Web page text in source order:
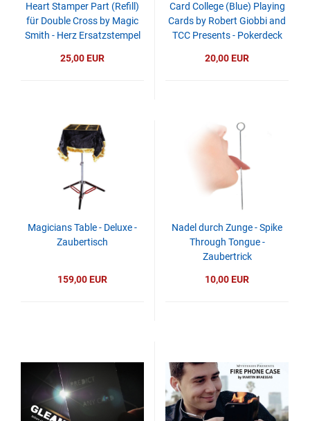
Heart Stamper Part (Refill)
für Double Cross by Magic
Smith - Herz Ersatzstempel
25,00 EUR
Card College (Blue) Playing
Cards by Robert Giobbi and
TCC Presents - Pokerdeck
20,00 EUR
Magicians Table - Deluxe -
Zaubertisch
159,00 EUR
Nadel durch Zunge - Spike
Through Tongue -
Zaubertrick
10,00 EUR